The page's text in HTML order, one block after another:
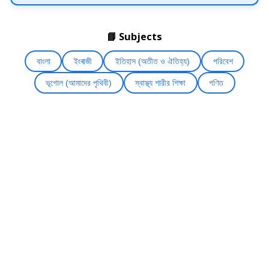
📘 Subjects
বাংলা ইংৰাজী ইতিহাস (অতীত ও ঐতিহ্য) পরিবেশ
ভূগোল (আমাদের পৃথিবী) স্বাস্থ্য শারীর শিক্ষা গণিত